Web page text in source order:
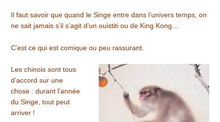
Il faut savoir que quand le Singe entre dans l’univers temps, on
ne sait jamais s’il s’agit d’un ouistiti ou de King Kong…
C’est ce qui est comique ou peu rassurant.
Les chinois sont tous
d’accord sur une
chose : durant l’année
du Singe, tout peut
arriver !